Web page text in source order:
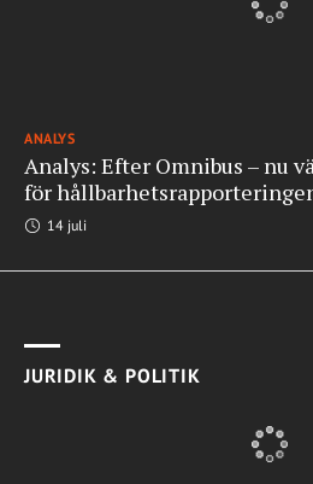
ANALYS
Analys: Efter Omnibus – nu
för
14 juli
JURIDIK & POLITIK